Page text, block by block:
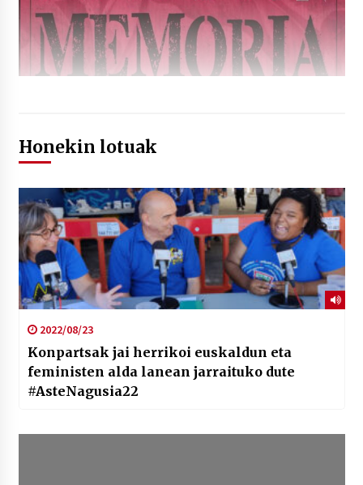
Honekin lotuak
2022/08/23
Konpartsak jai herrikoi euskaldun eta
feministen alda lanean jarraituko dute
#AsteNagusia22